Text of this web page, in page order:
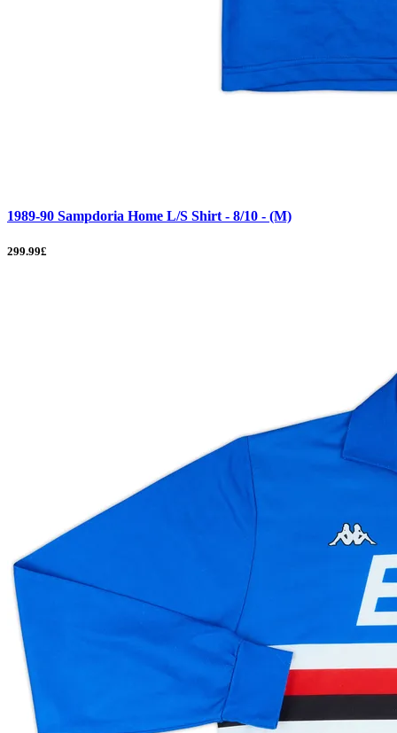
1989-90 Sampdoria Home L/S Shirt - 8/10 - (M)
299.99£